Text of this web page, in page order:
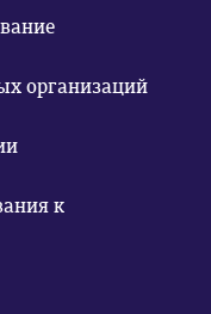
организаций
к